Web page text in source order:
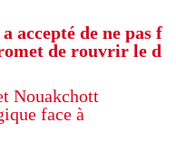
accepté de ne pas f
de rouvrir le d